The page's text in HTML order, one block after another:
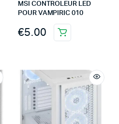
MSI CONTROLEUR LED
POUR VAMPIRIC 010
€5.00